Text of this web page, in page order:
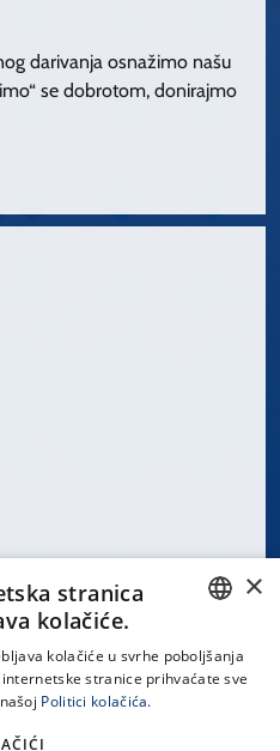
darivanja osnažimo našu
se dobrotom, donirajmo
CROATIAN
×
stranica
kolačiće.
kolačiće u svrhe poboljšanja
stranice prihvaćate sve
Politici kolačića.